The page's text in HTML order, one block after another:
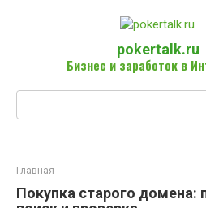
pokertalk.ru
Бизнес и заработок в
Главная
Покупка старого домена: